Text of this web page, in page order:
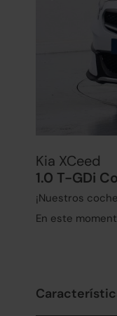
Kia XCeed
1.0 T-GDi
¡Nuestros
En este